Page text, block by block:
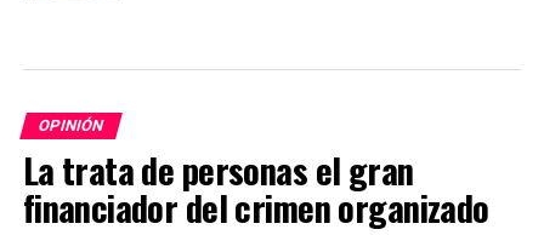
OPINIÓN
La trata de personas el gran
financiador del crimen organizado